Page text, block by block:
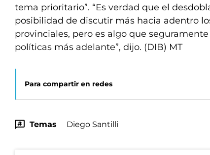
tema prioritario”. “Es verdad que el
posibilidad de discutir más hacia adentro
provinciales, pero es algo que
políticas más adelante”, dijo. (DIB) MT
Para compartir en redes
Temas Diego Santilli